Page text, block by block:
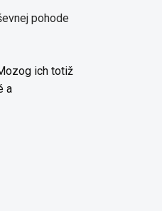
pohode
ich totiž
a